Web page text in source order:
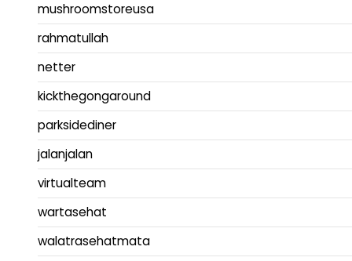
mushroomstoreusa
rahmatullah
netter
kickthegongaround
parksidediner
jalanjalan
virtualteam
wartasehat
walatrasehatmata